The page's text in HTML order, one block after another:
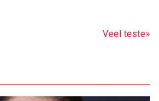
Veel teste»